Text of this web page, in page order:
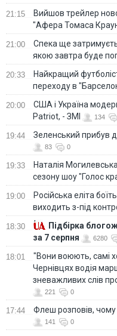
21:15
Вийшов трейлер
"Афера Томаса
21:00
Спека ще
якою завтра буде
20:33
Найкращий
переходу в
20:00
США і Україна
Patriot, - ЗМІ
134
19:44 Зеленський прибув
83 0
19:33
Наталія
сезону шоу "Голос
19:00
Російська еліта
виходить з-під
18:30
Підбірка
за 7 серпня
6280
18:01
"Вони воюють, самі
Чернівцях водія
зневажливих слів
221 0
17:44 Флеш розповів, чому
141 0